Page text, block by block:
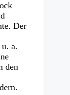
Der
a.
den